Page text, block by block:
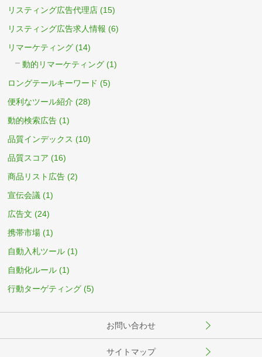
リスティング広告代理店 (15)
リスティング広告求人情報 (6)
リマーケティング (14)
動的リマーケティング (1)
ロングテールキーワード (5)
便利なツール紹介 (28)
動的検索広告 (1)
品質インデックス (10)
品質スコア (16)
商品リスト広告 (2)
宣伝会議 (1)
広告文 (24)
携帯市場 (1)
自動入札ツール (1)
自動化ルール (1)
行動ターゲティング (5)
お問い合わせ
サイトマップ